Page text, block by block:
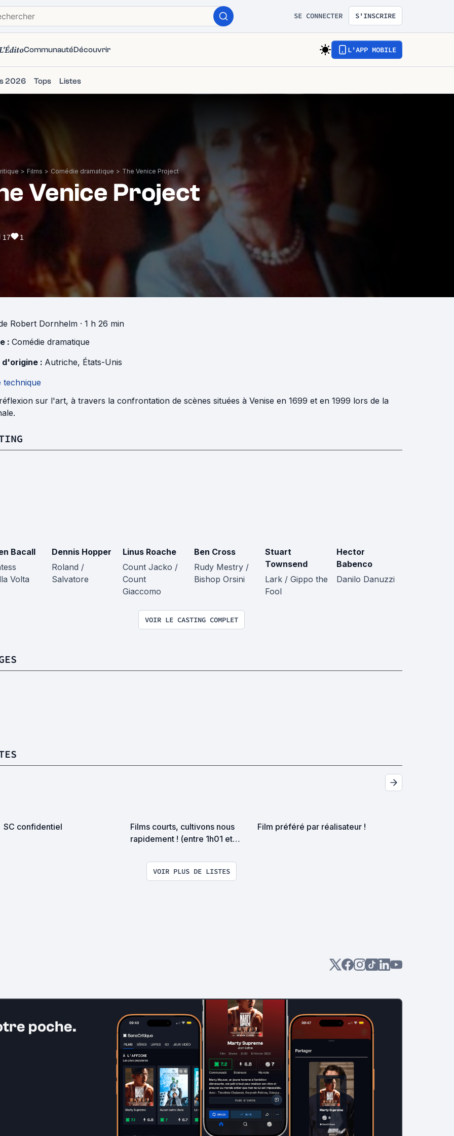
SE CONNECTER S'INSCRIRE
CommunautéDécouvrir L'APP MOBILE
2026 Tops Listes
> Films > Comédie dramatique > The Venice Project
Venice Project
17 1
Robert Dornhelm · 1 h 26 min
: Comédie dramatique
d'origine : Autriche, États-Unis
technique
sur l'art, à travers la confrontation de scènes situées à Venise en 1699 et en 1999 lors de la
Bacall
Volta
Dennis Hopper
Roland /
Salvatore
Linus Roache
Count Jacko /
Count
Giaccomo
Ben Cross
Rudy Mestry /
Bishop Orsini
Stuart
Townsend
Lark / Gippo the
Fool
Hector
Babenco
Danilo Danuzzi
VOIR LE CASTING COMPLET
SC confidentiel
Films courts, cultivons nous
rapidement ! (entre 1h01 et
Film préféré par réalisateur !
VOIR PLUS DE LISTES
poche.